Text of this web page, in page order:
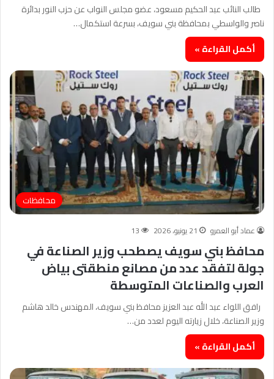
طالب النائب عبد الحكيم مسعود، عضو مجلس النواب عن حزب النور بدائرة
ناصر والواسطي بمحافظة بني سويف، بسرعة استكمال…
أكمل القراءة »
محافظات
عماد أبو العمرو 21 يونيو، 2026 13
محافظ بني سويف يصطحب وزير الصناعة في
جولة لتفقد عدد من مصانع منطقتى بياض
العرب والصناعات المتوسطة
رافق اللواء عبد الله عبد العزيز محافظ بني سويف، المهندس خالد هاشم
وزير الصناعة، خلال زيارته اليوم لعدد من…
أكمل القراءة »